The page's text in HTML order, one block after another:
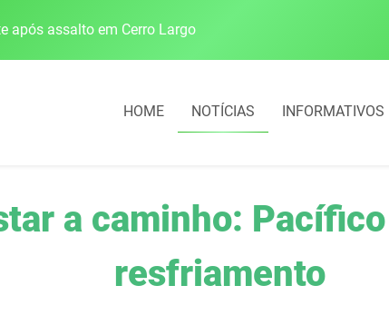
após assalto em Cerro Largo Cobrança do
HOME NOTÍCIAS INFORMATIVOS
a caminho:
resfriamento